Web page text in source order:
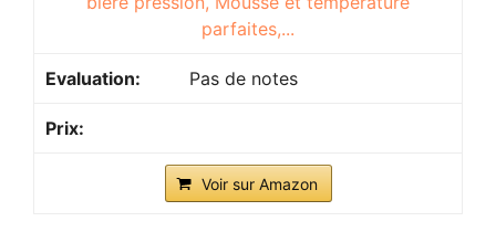
parfaites,...
Pas de notes
Voir sur Amazon